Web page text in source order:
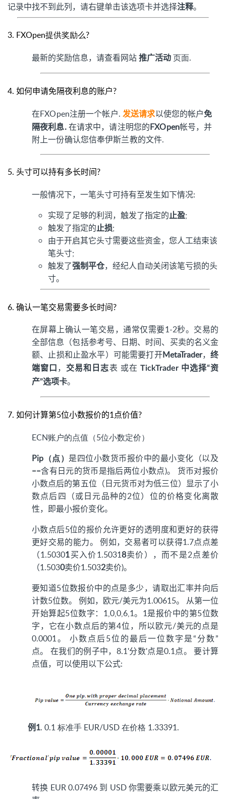
记录中找不到此列，请右键单击该选项卡并选择注释。
3. FXOpen提供奖励么?
最新的奖励信息，请查看网站 推广活动 页面.
4. 如何申请免隔夜利息的账户?
在FXOpen注册一个帐户. 发送请求以使您的帐户免
隔夜利息.在请求中，请注明您的FXOpen帐号，并
附上一份确认您信奉伊斯兰教的文件.
5. 头寸可以持有多长时间?
一般情况下，一笔头寸可持有至发生如下情况:
实现了足够的利润，触发了指定的止盈;
触发了指定的止损;
由于开启其它头寸需要这些资金，您人工结束该
笔头寸;
触发了强制平仓，经纪人自动关闭该笔亏损的头
寸。
6. 确认一笔交易需要多长时间?
在屏幕上确认一笔交易，通常仅需要1-2秒。交易的
全部信息（包括参考号、日期、时间、买卖的名义金
额、止损和止盈水平）可能需要打开MetaTrader，终
端窗口，交易和日志表 或在 TickTrader 中选择“资
产”选项卡。
7. 如何计算第5位小数报价的1点价值?
ECN账户的点值（5位小数定价）
Pip（点） 是四位小数货币报价中的最小变化（以及
==含有日元的货币是指后两位小数点)。 货币对报价
小数点后的第五位（日元货币对为低三位）显示了小
数点后四（或日元品种的2位）位的价格变化离散
性，即最小报价变化。
小数点后5位的报价允许更好的透明度和更好的获得
更好交易的能力。 例如，交易者可以获得1.7点点差
（1.50301买入价1.50318卖价），而不是2点差价
（1.5030卖价1.5032卖价)。
要知道5位数报价中的点是多少，请取出汇率并向后
计数5位数。 例如，欧元/美元为1.00615。 从第一位
开始算起5位数字：1,0,0,6,1。1是报价中的第5位数
字，它在小数点后的第4位，所以欧元/美元的点是
0.0001。 小数点后5位的最后一位数字是“分数”
点。 在我们的例子中，8.1'分数'点是0.1点。 要计算
点值，可以使用以下公式:
例1. 0.1 标准手 EUR/USD 在价格 1.33391.
转换 EUR 0.07496 到 USD 你需要乘以欧元美元的汇